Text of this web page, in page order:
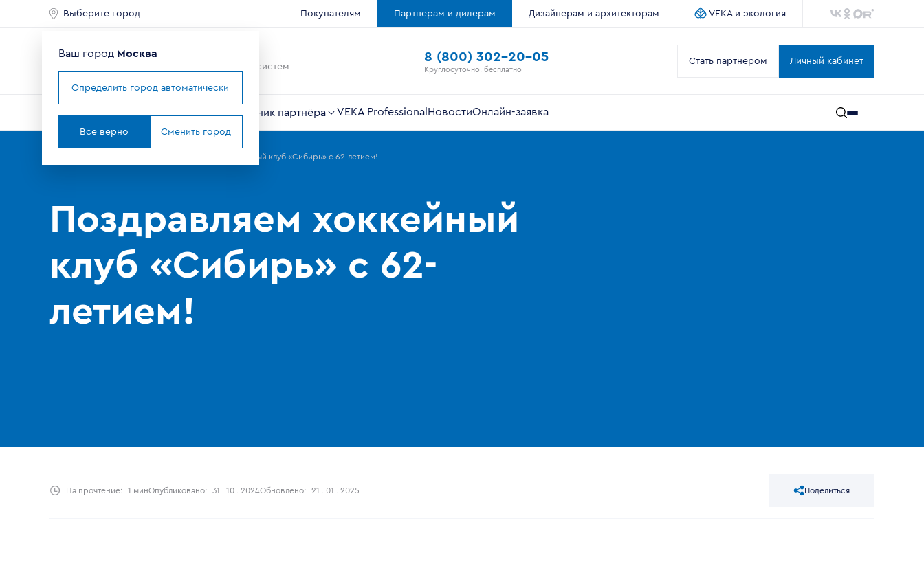
Выберите город Покупателям Партнёрам и дилерам Дизайнерам и архитекторам VEKA и экология
Ведущий мировой
производитель оконных систем
8 (800) 302-20-05
Круглосуточно, бесплатно
Стать партнером Личный кабинет
Справочник партнёра VEKA Professional НовостиОнлайн-заявка
Поздравляем хоккейный клуб «Сибирь» с 62-летием!
Поздравляем хоккейный
клуб «Сибирь» с 62-
летием!
На прочтение: 1 минОпубликовано: 31 . 10 . 2024Обновлено: 21 . 01 . 2025 Поделиться
Ваш город Москва
Определить город автоматически
Все верно Сменить город